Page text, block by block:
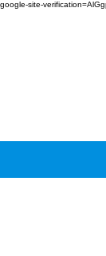
google-site-